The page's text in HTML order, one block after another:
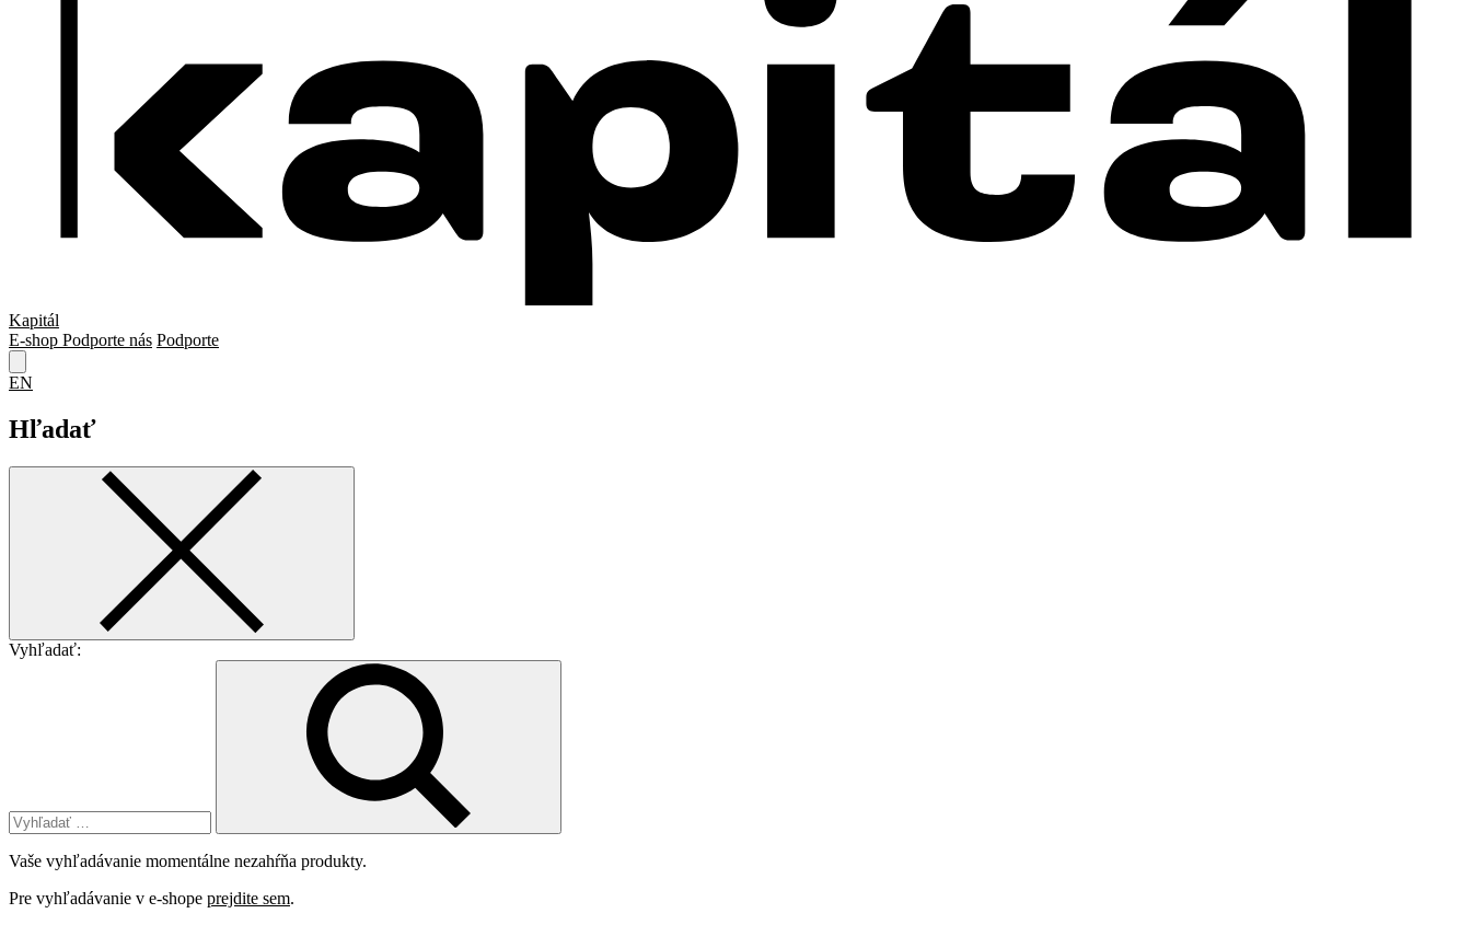
Kapitál
E-shop Podporte nás Podporte
EN
Hľadať
Vyhľadať:
Vaše vyhľadávanie momentálne nezahŕňa produkty.
Pre vyhľadávanie v e-shope prejdite sem.